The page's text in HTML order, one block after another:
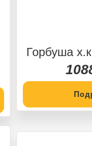
Горбуша